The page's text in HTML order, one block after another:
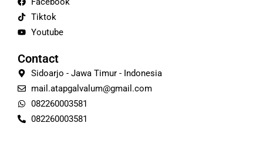
Tiktok
Youtube
Contact
Sidoarjo - Jawa Timur - Indonesia
mail.atapgalvalum@gmail.com
082260003581
082260003581